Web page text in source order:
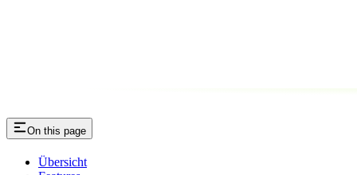
On this page
Übersicht